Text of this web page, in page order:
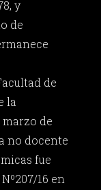
y
de
de
la
marzo de
no docente
fue
16 en